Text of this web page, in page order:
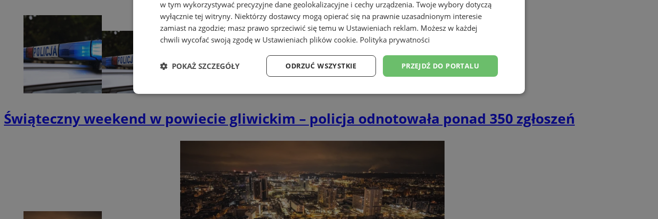
Świąteczny weekend w powiecie gliwickim – policja odnotowała ponad 350 zgłoszeń
w tym wykorzystywać precyzyjne dane geolokalizacyjne i cechy urządzenia. Twoje wybory dotyczą
wyłącznie tej witryny. Niektórzy dostawcy mogą opierać się na prawnie uzasadnionym interesie
zamiast na zgodzie; masz prawo sprzeciwić się temu w Ustawieniach reklam. Możesz w każdej
chwili wycofać swoją zgodę w Ustawieniach plików cookie. Polityka prywatności
PRZEJDŹ DO PORTALU
ODRZUĆ WSZYSTKIE
POKAŻ SZCZEGÓŁY
Niezbędne Wydajność Targetowanie Funkcjonalność Niesklasyfikowane
Niezbędne pliki cookie umożliwiają korzystanie z podstawowych funkcji strony internetowej, takich jak logowanie użytkownika i
zarządzanie kontem. Bez niezbędnych plików cookie nie można prawidłowo korzystać ze strony internetowej.
Nazwa
Provider/
Domena
Okres
przechowywania
Opis